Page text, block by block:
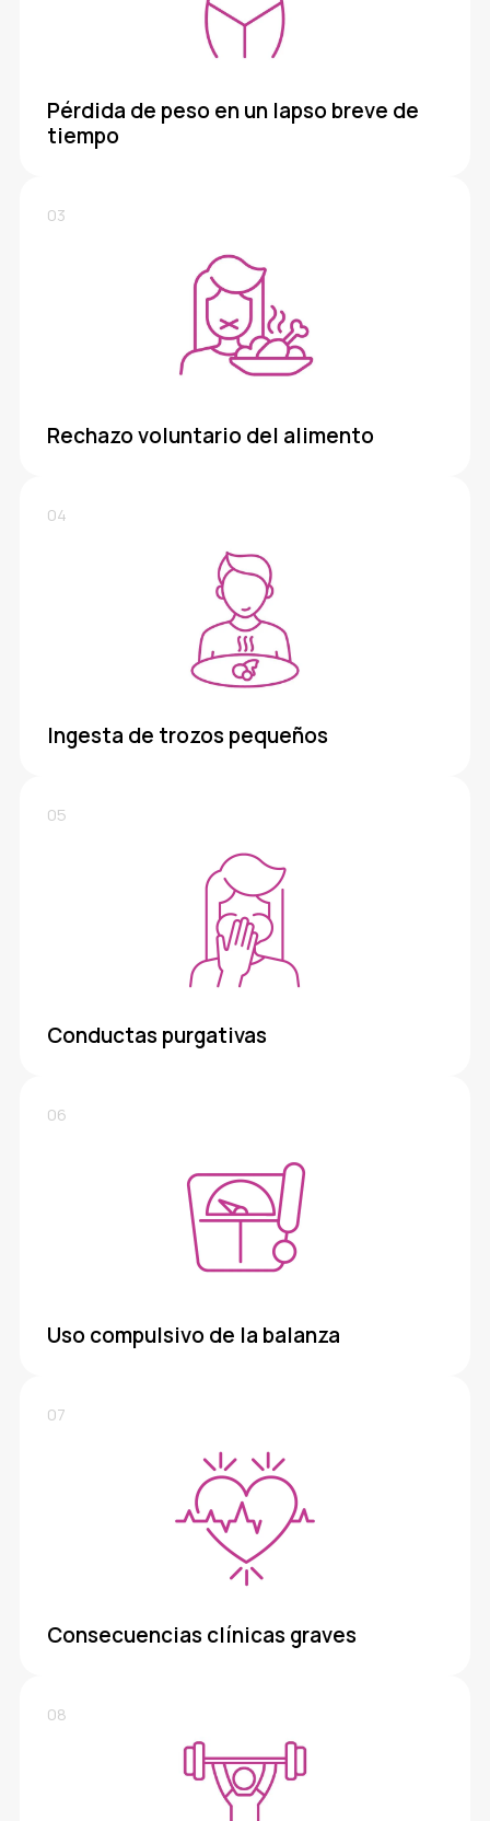
Pérdida de peso en un lapso breve de
tiempo
03
Rechazo voluntario del alimento
04
Ingesta de trozos pequeños
05
Conductas purgativas
06
Uso compulsivo de la balanza
07
Consecuencias clínicas graves
08